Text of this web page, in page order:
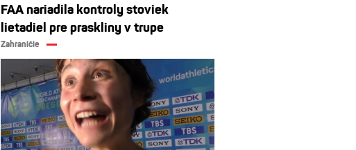
FAA nariadila kontroly stoviek
lietadiel pre praskliny v trupe
Zahraničie